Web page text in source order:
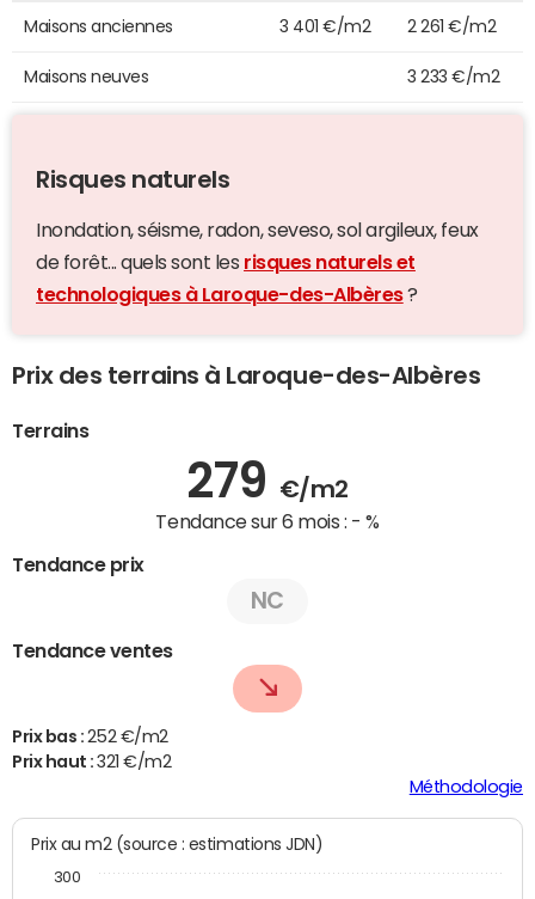
Maisons anciennes 3 401 €/m2 2 261 €/m2
Maisons neuves 3 233 €/m2
Risques naturels
Inondation, séisme, radon, seveso, sol argileux, feux
de forêt... quels sont les risques naturels et
technologiques à Laroque-des-Albères?
Prix des terrains à Laroque-des-Albères
Terrains
279 €/m2
Tendance sur 6 mois : - %
Tendance prix
NC
Tendance ventes
Prix bas : 252 €/m2
Prix haut :321 €/m2
Méthodologie
Prix au m2 (source : estimations JDN)
300